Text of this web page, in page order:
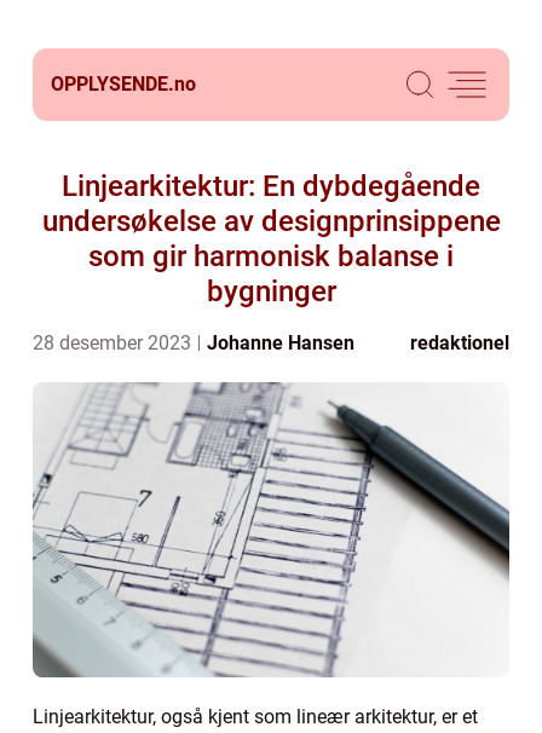
OPPLYSENDE.no
Linjearkitektur: En dybdegående
undersøkelse av designprinsippene
som gir harmonisk balanse i
bygninger
28 desember 2023 Johanne Hansen redaktionel
Linjearkitektur, også kjent som lineær arkitektur, er et